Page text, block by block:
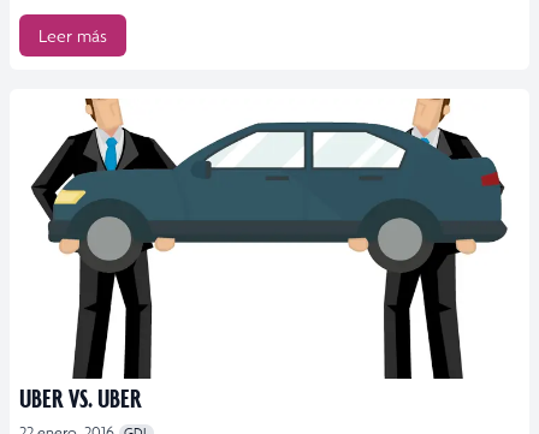
Leer más
UBER VS. UBER